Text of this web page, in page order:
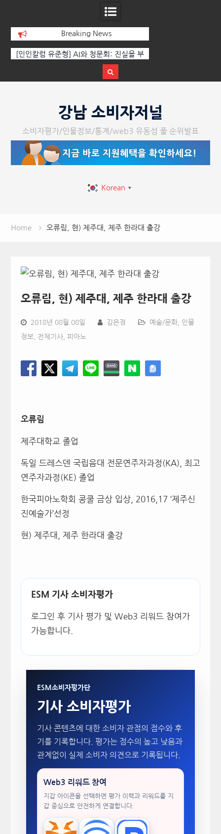
Breaking News
[인인칼럼 유준형] AI와 청문회: 진실을 부
다.
페스티벌’ 성
강남 소비자저널
소비자평가/인물정보/통계/web3 유동성 풀 순위발표
Korean ▼
Home 오류림, 현) 제주대, 제주 한라대 출강
오류림, 현) 제주대, 제주 한라대 출강
2018년 08월 08일 김은정 예술/문화, 인물
정보, 전체기사, 피아노
오류림
제주대학교 졸업
독일 드레스덴 국립음대 전문연주자과정(KA), 최고
연주자과정(KE) 졸업
한국피아노학회 콩쿨 금상 입상, 2016,17 ‘제주신
진예술가’선정
현) 제주대, 제주 한라대 출강
ESM 기사 소비자평가
로그인 후 기사 평가 및 Web3 리워드 참여가
가능합니다.
ESM소비자평가단
기사 소비자평가
기사 콘텐츠에 대한 소비자 관점의 점수와 후
기를 기록합니다. 평가는 점수의 높고 낮음과
관계없이 실제 소비자 의견으로 기록됩니다.
Web3 리워드 참여
지갑 아이콘을 선택하면 평가 이력과 리워드를 지
갑 중심으로 안전하게 연결합니다.